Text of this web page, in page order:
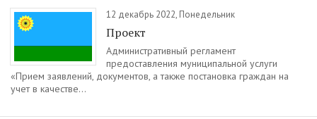
12 декабрь 2022, Понедельник
Проект
Административный регламент
предоставления муниципальной услуги
«Прием заявлений, документов, а также постановка граждан на
учет в качестве...